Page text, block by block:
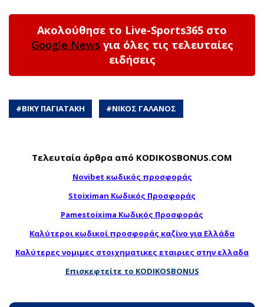
Ακολούθησε το Live-Sports365 στο
Google News για όλες τις τελευταίες
ειδήσεις
#ΒΙΚΥ ΠΑΓΙΑΤΑΚΗ #ΝΙΚΟΣ ΓΑΛΑΝΟΣ
Τελευταία άρθρα από KODIKOSBONUS.COM
Novibet κωδικός προσφοράς
Stoiximan Κωδικός Προσφοράς
Pamestoixima Κωδικός Προσφοράς
Καλύτεροι κωδικοί προσφοράς καζίνο για Ελλάδα
Καλύτερες νομιμες στοιχηματικες εταιριες στην ελλαδα
Επισκεφτείτε το KODIKOSBONUS